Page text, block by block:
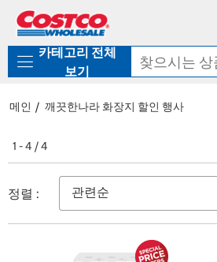
로
기
가
카테고리 전체
보기
메인 깨끗한나라 화장지 할인 행사
1 - 4 / 4
정렬 :